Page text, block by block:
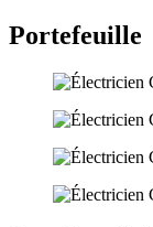
Portefeuille